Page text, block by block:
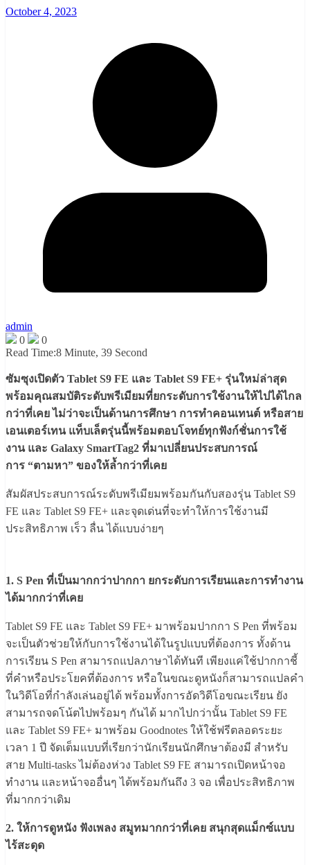
October 4, 2023
admin
0
0
Read Time:8 Minute, 39 Second
ซัมซุงเปิดตัว Tablet S9 FE และ Tablet S9 FE+ รุ่นใหม่ล่าสุด
พร้อมคุณสมบัติระดับพรีเมียมที่ยกระดับการใช้งานให้ไปได้ไกล
กว่าที่เคย ไม่ว่าจะเป็นด้านการศึกษา การทำคอนเทนต์ หรือสาย
เอนเตอร์เทน แท็บเล็ตรุ่นนี้พร้อมตอบโจทย์ทุกฟังก์ชั่นการใช้
งาน และ Galaxy SmartTag2 ที่มาเปลี่ยนประสบการณ์
การ “ตามหา” ของให้ล้ำกว่าที่เคย
สัมผัสประสบการณ์ระดับพรีเมียมพร้อมกันกับสองรุ่น Tablet S9
FE และ Tablet S9 FE+ และจุดเด่นที่จะทำให้การใช้งานมี
ประสิทธิภาพ เร็ว ลื่น ได้แบบง่ายๆ
1. S Pen ที่เป็นมากกว่าปากกา ยกระดับการเรียนและการทำงาน
ได้มากกว่าที่เคย
Tablet S9 FE และ Tablet S9 FE+ มาพร้อมปากกา S Pen ที่พร้อม
จะเป็นตัวช่วยให้กับการใช้งานได้ในรูปแบบที่ต้องการ ทั้งด้าน
การเรียน S Pen สามารถแปลภาษาได้ทันที เพียงแค่ใช้ปากกาชี้
ที่คำหรือประโยคที่ต้องการ หรือในขณะดูหนังก็สามารถแปลคำ
ในวิดีโอที่กำลังเล่นอยู่ได้ พร้อมทั้งการอัดวิดีโอขณะเรียน ยัง
สามารถจดโน้ตไปพร้อมๆ กันได้ มากไปกว่านั้น Tablet S9 FE
และ Tablet S9 FE+ มาพร้อม Goodnotes ให้ใช้ฟรีตลอดระยะ
เวลา 1 ปี จัดเต็มแบบที่เรียกว่านักเรียนนักศึกษาต้องมี สำหรับ
สาย Multi-tasks ไม่ต้องห่วง Tablet S9 FE สามารถเปิดหน้าจอ
ทำงาน และหน้าจออื่นๆ ได้พร้อมกันถึง 3 จอ เพื่อประสิทธิภาพ
ที่มากกว่าเดิม
2. ให้การดูหนัง ฟังเพลง สมูทมากกว่าที่เคย สนุกสุดแม็กซ์แบบ
ไร้สะดุด